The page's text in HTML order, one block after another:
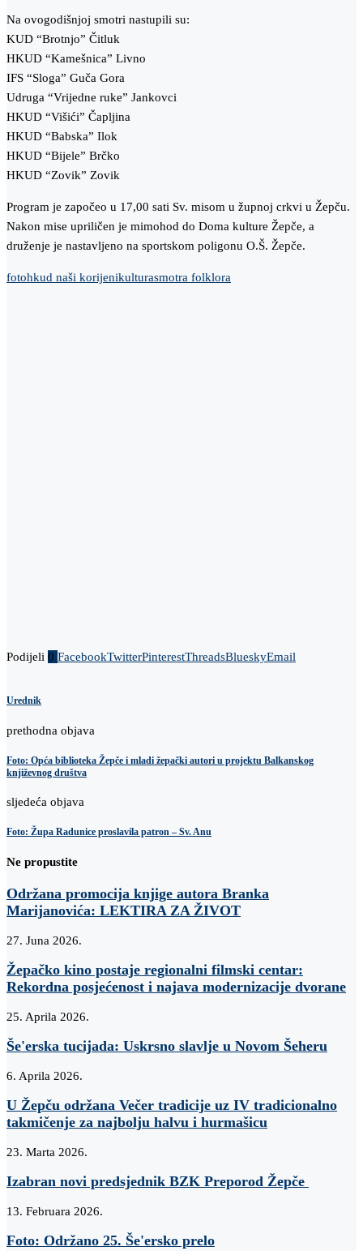
Na ovogodišnjoj smotri nastupili su:
KUD “Brotnjo” Čitluk
HKUD “Kamešnica” Livno
IFS “Sloga” Guča Gora
Udruga “Vrijedne ruke” Jankovci
HKUD “Višići” Čapljina
HKUD “Babska” Ilok
HKUD “Bijele” Brčko
HKUD “Zovik” Zovik
Program je započeo u 17,00 sati Sv. misom u župnoj crkvi u Žepču.
Nakon mise upriličen je mimohod do Doma kulture Žepče, a
druženje je nastavljeno na sportskom poligonu O.Š. Žepče.
fotohkud naši korijenikulturasmotra folklora
Podijeli 0 FacebookTwitterPinterestThreadsBlueskyEmail
Urednik
prethodna objava
Foto: Opća biblioteka Žepče i mladi žepački autori u projektu Balkanskog
književnog društva
sljedeća objava
Foto: Župa Radunice proslavila patron – Sv. Anu
Ne propustite
Održana promocija knjige autora Branka
Marijanovića: LEKTIRA ZA ŽIVOT
27. Juna 2026.
Žepačko kino postaje regionalni filmski centar:
Rekordna posjećenost i najava modernizacije dvorane
25. Aprila 2026.
Še'erska tucijada: Uskrsno slavlje u Novom Šeheru
6. Aprila 2026.
U Žepču održana Večer tradicije uz IV tradicionalno
takmičenje za najbolju halvu i hurmašicu
23. Marta 2026.
Izabran novi predsjednik BZK Preporod Žepče
13. Februara 2026.
Foto: Održano 25. Še'ersko prelo